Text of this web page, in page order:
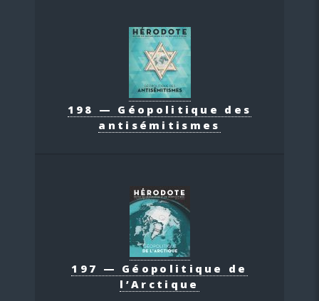
198 — Géopolitique des
antisémitismes
197 — Géopolitique de
l’Arctique